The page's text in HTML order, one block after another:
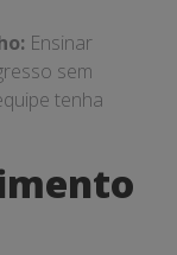
Ensinar
sem
tenha